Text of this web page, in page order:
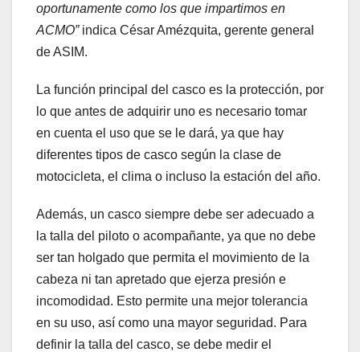
oportunamente como los que impartimos en
ACMO”indica César Amézquita, gerente general
de ASIM.
La función principal del casco es la protección, por
lo que antes de adquirir uno es necesario tomar
en cuenta el uso que se le dará, ya que hay
diferentes tipos de casco según la clase de
motocicleta, el clima o incluso la estación del año.
Además, un casco siempre debe ser adecuado a
la talla del piloto o acompañante, ya que no debe
ser tan holgado que permita el movimiento de la
cabeza ni tan apretado que ejerza presión e
incomodidad. Esto permite una mejor tolerancia
en su uso, así como una mayor seguridad. Para
definir la talla del casco, se debe medir el